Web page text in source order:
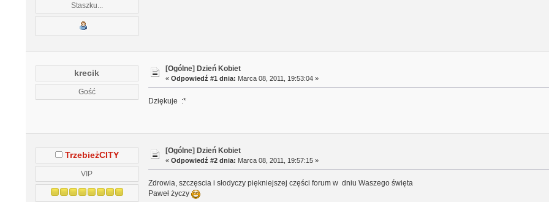
Staszku...
krecik
Gość
[Ogólne] Dzień Kobiet
«Odpowiedź #1 dnia: Marca 08, 2011, 19:53:04 »
Dziękuje :*
TrzebieżCITY
VIP
[Ogólne] Dzień Kobiet
«Odpowiedź #2 dnia: Marca 08, 2011, 19:57:15 »
Zdrowia, szczęscia i słodyczy piękniejszej części forum w dniu Waszego święta
Paweł życzy